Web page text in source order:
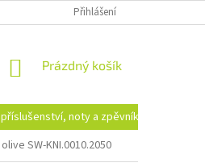
DOPRAVA A PLATBA
Přihlášení
NÁKUPNÍ
Prázdný košík
noty a zpěvníky
SW-KNI.0010.2050